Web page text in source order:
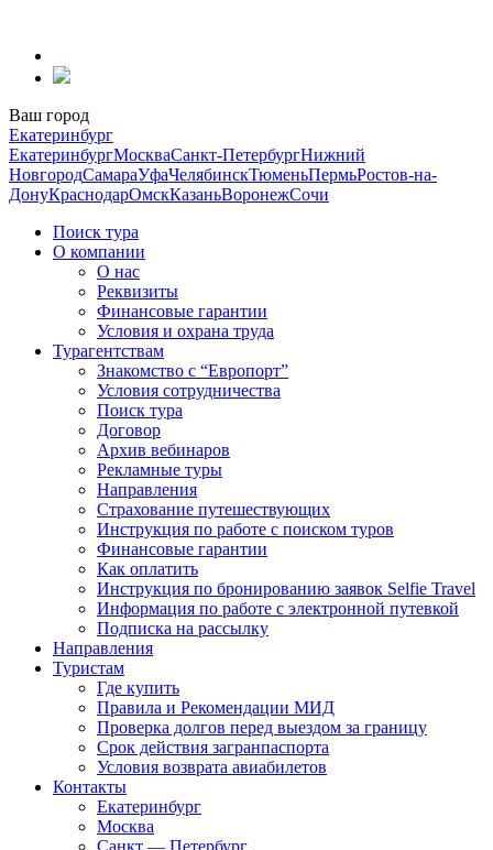
содержанию
Ваш город
Екатеринбург
ЕкатеринбургМоскваСанкт-ПетербургНижний
НовгородСамараУфаЧелябинскТюменьПермьРостов-на-
ДонуКраснодарОмскКазаньВоронежСочи
Поиск тура
О компании
О нас
Реквизиты
Финансовые гарантии
Условия и охрана труда
Турагентствам
Знакомство с “Европорт”
Условия сотрудничества
Поиск тура
Договор
Архив вебинаров
Рекламные туры
Направления
Страхование путешествующих
Инструкция по работе с поиском туров
Финансовые гарантии
Как оплатить
Инструкция по бронированию заявок Selfie Travel
Информация по работе с электронной путевкой
Подписка на рассылку
Направления
Туристам
Где купить
Правила и Рекомендации МИД
Проверка долгов перед выездом за границу
Срок действия загранпаспорта
Условия возврата авиабилетов
Контакты
Екатеринбург
Москва
Санкт — Петербург